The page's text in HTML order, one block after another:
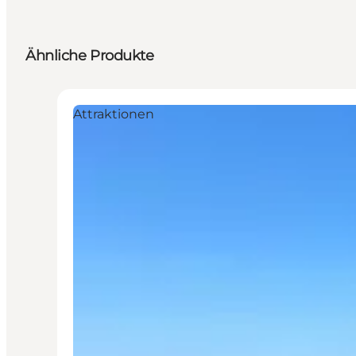
Ähnliche Produkte
Attraktionen